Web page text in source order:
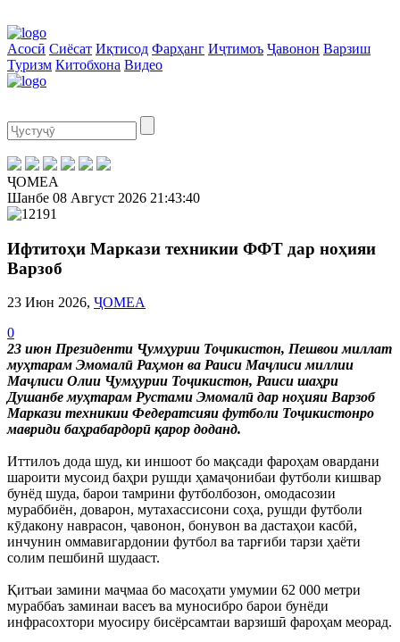
Асосӣ Сиёсат Иқтисод Фарҳанг Иҷтимоъ Ҷавонон Варзиш
Туризм Китобхона Видео
ҶОМЕА
Шанбе 08 Август 2026 21:43:41
Ифтитоҳи Маркази техникии ФФТ дар ноҳияи
Варзоб
23 Июн 2026, ҶОМЕА
0
23 июн Президенти Ҷумҳурии Тоҷикистон, Пешвои миллат
муҳтарам Эмомалӣ Раҳмон ва Раиси Маҷлиси миллии
Маҷлиси Олии Ҷумҳурии Тоҷикистон, Раиси шаҳри
Душанбе муҳтарам Рустами Эмомалӣ дар ноҳияи Варзоб
Маркази техникии Федератсияи футболи Тоҷикистонро
мавриди баҳрабардорӣ қарор доданд.
Иттилоъ дода шуд, ки иншоот бо мақсади фароҳам овардани
шароити мусоид баҳри рушди ҳамаҷонибаи футболи кишвар
бунёд шуда, барои тамрини футболбозон, омодасозии
мураббиён, доварон, мутахассисони соҳа, рушди футболи
кӯдакону наврасон, ҷавонон, бонувон ва дастаҳои касбӣ,
инчунин оммавигардонии футбол ва тарғиби тарзи ҳаёти
солим пешбинӣ шудааст.
Қитъаи замини маҷмаа бо масоҳати умумии 62 000 метри
мураббаъ заминаи васеъ ва муносибро барои бунёди
инфрасохтори муосиру бисёрсамтаи варзишӣ фароҳам меорад.